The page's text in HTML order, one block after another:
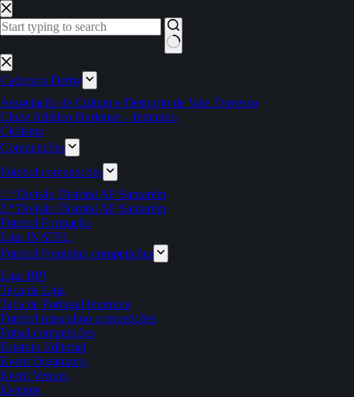
Pular
para
o
Sem
resultados
Cadernos Derby
Associação de Cultura e Desporto de Vale Travesso
Clube Atlético Ouriense – feminino
Ciclismo
Competições
Futebol competições
1.ª Divisão Distrital AF Santarém
2.ª Divisão Distrital AF Santarém
Futebol Formação
Liga INATEL
Futebol Feminino competições
Liga BPI
Taça da Liga
Taça de Portugal feminina
Futebol masculino competições
Futsal competições
Estatuto Editorial
Event Organizers
Event Venues
Eventos